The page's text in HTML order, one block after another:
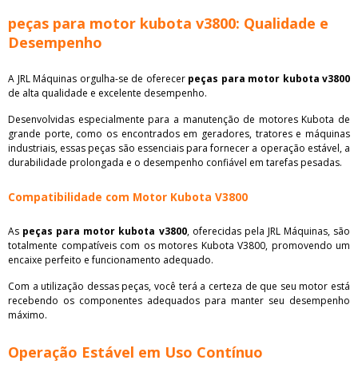
peças para motor kubota v3800: Qualidade e
Desempenho
A JRL Máquinas orgulha-se de oferecer peças para motor kubota v3800
de alta qualidade e excelente desempenho.
Desenvolvidas especialmente para a manutenção de motores Kubota de
grande porte, como os encontrados em geradores, tratores e máquinas
industriais, essas peças são essenciais para fornecer a operação estável, a
durabilidade prolongada e o desempenho confiável em tarefas pesadas.
Compatibilidade com Motor Kubota V3800
As peças para motor kubota v3800, oferecidas pela JRL Máquinas, são
totalmente compatíveis com os motores Kubota V3800, promovendo um
encaixe perfeito e funcionamento adequado.
Com a utilização dessas peças, você terá a certeza de que seu motor está
recebendo os componentes adequados para manter seu desempenho
máximo.
Operação Estável em Uso Contínuo